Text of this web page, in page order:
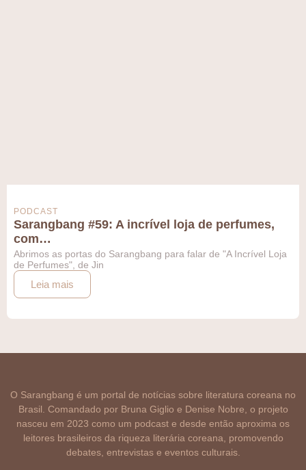
PODCAST
Sarangbang #59: A incrível loja de perfumes,
com…
Abrimos as portas do Sarangbang para falar de "A Incrível Loja
de Perfumes", de Jin
Leia mais
O Sarangbang é um portal de notícias sobre literatura coreana no
Brasil. Comandado por Bruna Giglio e Denise Nobre, o projeto
nasceu em 2023 como um podcast e desde então aproxima os
leitores brasileiros da riqueza literária coreana, promovendo
debates, entrevistas e eventos culturais.